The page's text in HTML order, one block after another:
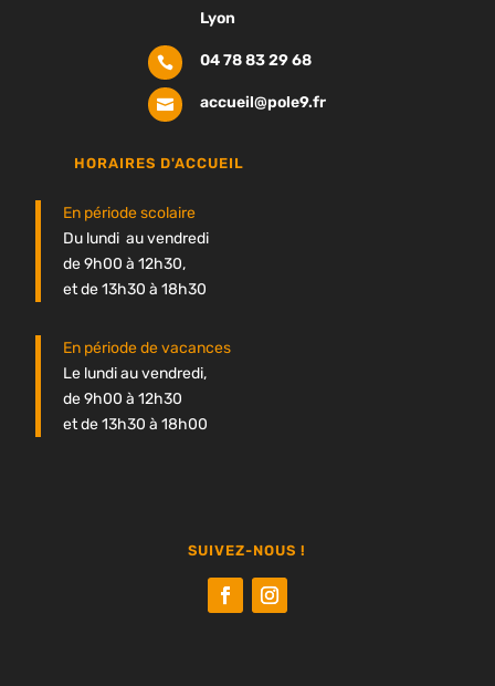
Lyon
 04 78 83 29 68
 accueil@pole9.fr
HORAIRES D'ACCUEIL
En période scolaire
Du lundi au vendredi
de 9h00 à 12h30,
et de 13h30 à 18h30
En période de vacances
Le lundi au vendredi,
de 9h00 à 12h30
et de 13h30 à 18h00
SUIVEZ-NOUS !